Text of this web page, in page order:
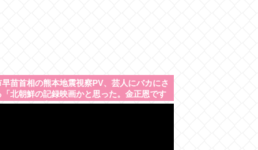
早苗首相の熊本地震視察PV、芸人にバカにさ
「北朝鮮の記録映画かと思った。金正恩です
りすぎって言うぞ」